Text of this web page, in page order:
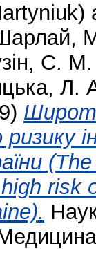
С.
Л.
risk